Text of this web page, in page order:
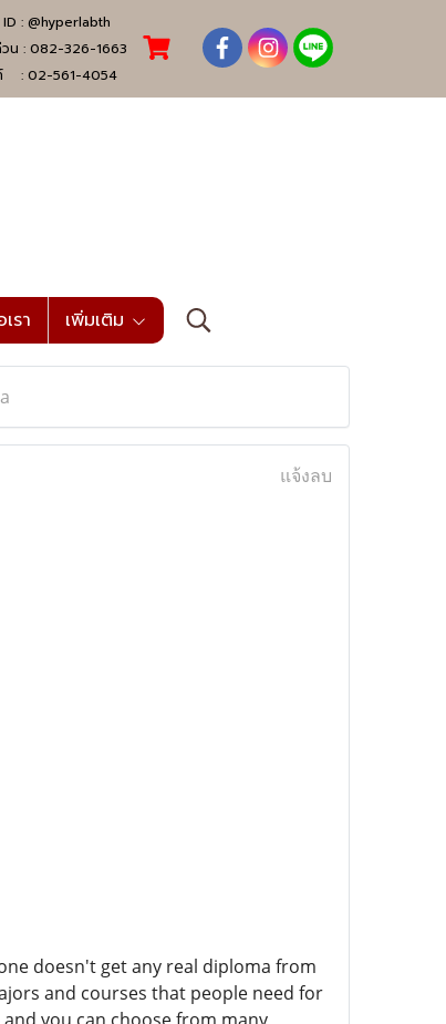
: @hyperlabth
น : 082-326-1663
: 02-561-4054
รา เพิ่มเติม
แจ้งลบ
doesn't get any real diploma from
and courses that people need for